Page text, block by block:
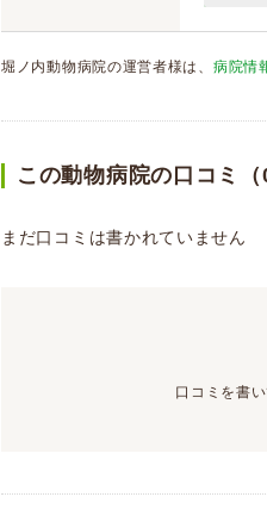
堀ノ内動物病院の運営者様は、 病院情
この動物病院の口コミ（
まだ口コミは書かれていません
口コミを書い